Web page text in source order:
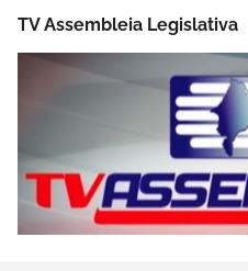
TV Assembleia Legislativa